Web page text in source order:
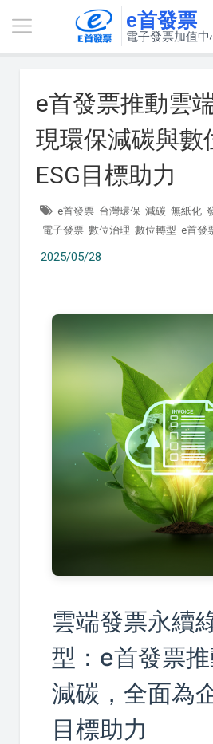
e首發票
電子發票加值中
e首發票推動雲
現環保減碳與數
ESG目標助力
e首發票 台灣環保 減碳 無紙化
電子發票 數位治理 數位轉型 e首發
2025/05/28
雲端發票永續
型：e首發票
減碳，全面為
目標助力